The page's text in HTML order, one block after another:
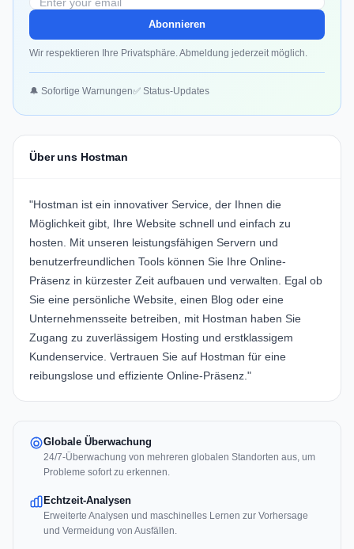
Abonnieren
Wir respektieren Ihre Privatsphäre. Abmeldung jederzeit möglich.
🔔 Sofortige Warnungen✅ Status-Updates
Über uns Hostman
"Hostman ist ein innovativer Service, der Ihnen die
Möglichkeit gibt, Ihre Website schnell und einfach zu
hosten. Mit unseren leistungsfähigen Servern und
benutzerfreundlichen Tools können Sie Ihre Online-
Präsenz in kürzester Zeit aufbauen und verwalten. Egal ob
Sie eine persönliche Website, einen Blog oder eine
Unternehmensseite betreiben, mit Hostman haben Sie
Zugang zu zuverlässigem Hosting und erstklassigem
Kundenservice. Vertrauen Sie auf Hostman für eine
reibungslose und effiziente Online-Präsenz."
Globale Überwachung
24/7-Überwachung von mehreren globalen Standorten aus, um
Probleme sofort zu erkennen.
Echtzeit-Analysen
Erweiterte Analysen und maschinelles Lernen zur Vorhersage
und Vermeidung von Ausfällen.